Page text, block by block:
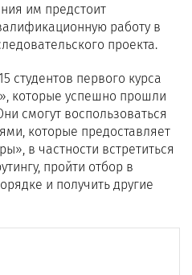
им предстоит
работу в
проекта.
студентов первого курса
которые успешно прошли
смогут воспользоваться
которые предоставляет
в частности встретиться
пройти отбор в
и получить другие